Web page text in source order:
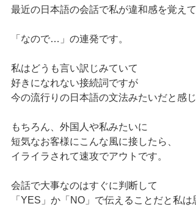
最近の日本語の会話で私が違和感を覚え
「なので…」の連発です。
私はどうも言い訳じみていて
好きになれない接続詞ですが
今の流行りの日本語の文法みたいだと感じ
もちろん、外国人や私みたいに
短気なお客様にこんな風に接したら、
イライラされて速攻でアウトです。
会話で大事なのはすぐに判断して
「YES」か「NO」で伝えることだと私は